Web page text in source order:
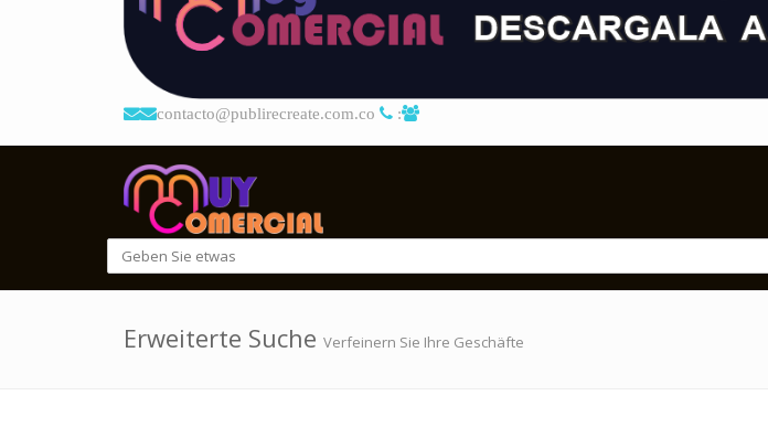
contacto@publirecreate.com.co :
Erweiterte Suche Verfeinern Sie Ihre Geschäfte